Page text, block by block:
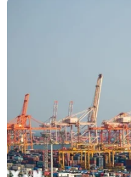
#Malaysia #Doanh số
#Tăng trưởng
Anh